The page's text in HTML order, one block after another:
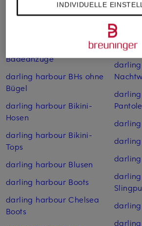
Badeanzüge
darling harbour BHs ohne
Bügel
darling harbour Bikini-
Hosen
darling harbour Bikini-
Tops
darling harbour Blusen
darling harbour Boots
darling harbour Chelsea
Boots
darling
INDIVIDUELLE